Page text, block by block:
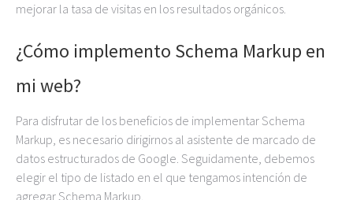
mejorar la tasa de visitas en los resultados orgánicos.
¿Cómo implemento Schema Markup en
mi web?
Para disfrutar de los beneficios de implementar Schema
Markup, es necesario dirigirnos al asistente de marcado de
datos estructurados de Google. Seguidamente, debemos
elegir el tipo de listado en el que tengamos intención de
agregar Schema Markup.